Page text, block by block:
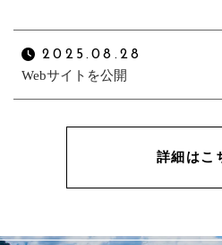
2025.08.28
Webサイトを公開
詳細はこ